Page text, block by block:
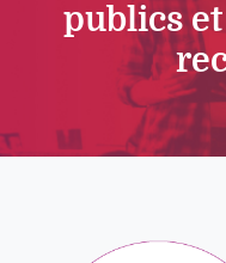
publics